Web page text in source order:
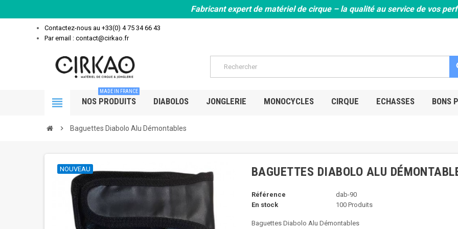
Fabricant expert de matériel de cirque – la qualité au service de vos
Contactez-nous au +33(0) 4 75 34 66 43
Par email : contact@cirkao.fr
view_headline NOS PRODUITS
MADE IN FRANCE
DIABOLOS JONGLERIE MONOCYCLES CIRQUE ECHASSES BONS
chevron_right Baguettes Diabolo Alu Démontables
NOUVEAU BAGUETTES DIABOLO ALU
Référence
dab-90
En stock
100 Produits
Baguettes Diabolo Alu Démontables